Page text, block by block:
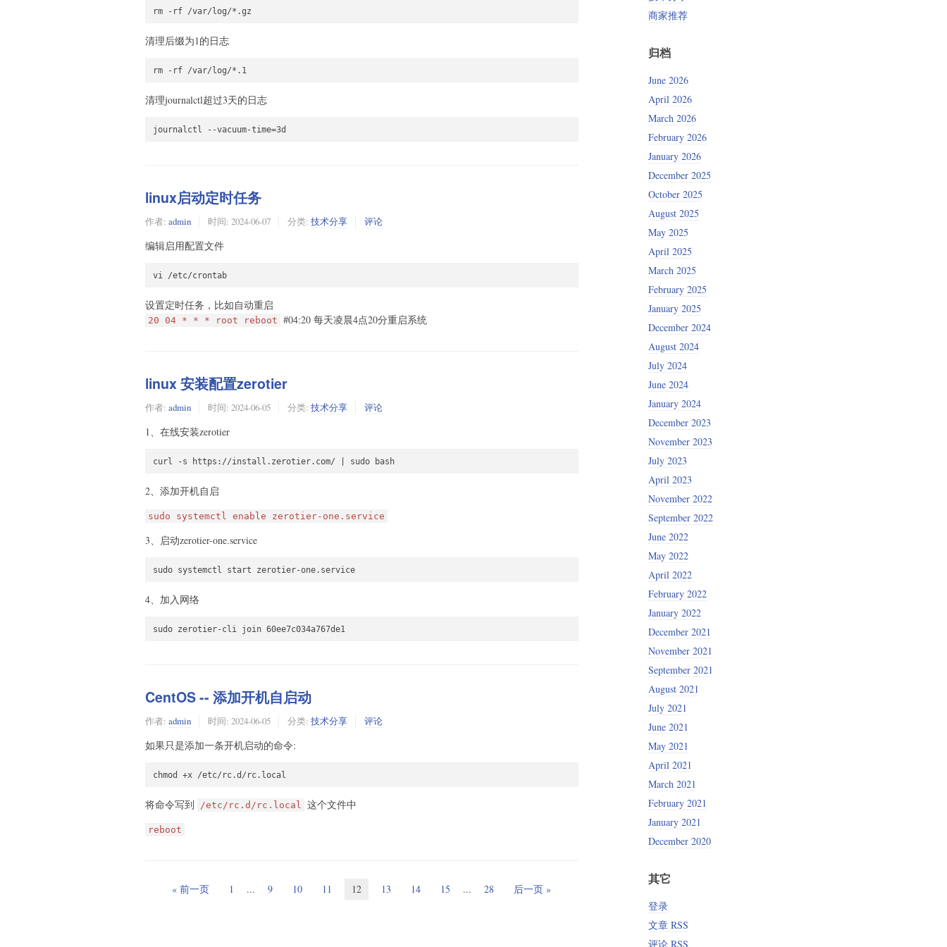
清理后缀为1的日志
清理journalctl超过3天的日志
journalctl --vacuum-time=3d
linux启动定时任务
作者: admin 时间: 2024-06-07 分类: 技术分享 评论
编辑启用配置文件
设置定时任务，比如自动重启
20 04 * * * root reboot #04:20 每天凌晨4点20分重启系统
linux 安装配置zerotier
作者: admin 时间: 2024-06-05 分类: 技术分享 评论
1、在线安装zerotier
2、添加开机自启
sudo systemctl enable zerotier-one.service
3、启动zerotier-one.service
4、加入网络
sudo zerotier-cli join 60ee7c034a767de1
CentOS -- 添加开机自启动
作者: admin 时间: 2024-06-05 分类: 技术分享 评论
如果只是添加一条开机启动的命令:
将命令写到 /etc/rc.d/rc.local 这个文件中
reboot
« 前一页 1 ... 9 10 11 12 13 14 15 ... 28 后一页 »
商家推荐
归档
June 2026
April 2026
March 2026
February 2026
January 2026
December 2025
October 2025
August 2025
May 2025
April 2025
March 2025
February 2025
January 2025
December 2024
August 2024
July 2024
June 2024
January 2024
December 2023
November 2023
July 2023
April 2023
November 2022
September 2022
June 2022
May 2022
April 2022
February 2022
January 2022
December 2021
November 2021
September 2021
August 2021
July 2021
June 2021
May 2021
April 2021
March 2021
February 2021
January 2021
December 2020
其它
登录
文章 RSS
评论 RSS